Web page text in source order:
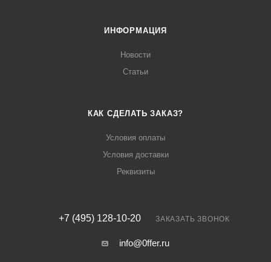
ИНФОРМАЦИЯ
Новости
Статьи
КАК СДЕЛАТЬ ЗАКАЗ?
Условия оплаты
Условия доставки
Реквизиты
+7 (495) 128-10-20 ЗАКАЗАТЬ ЗВОНОК
info@0ffer.ru